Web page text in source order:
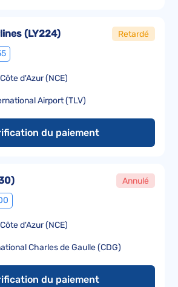
(LY224) Retardé
d'Azur (NCE)
Airport (TLV)
du paiement
) Annulé
d'Azur (NCE)
Charles de Gaulle (CDG)
du paiement